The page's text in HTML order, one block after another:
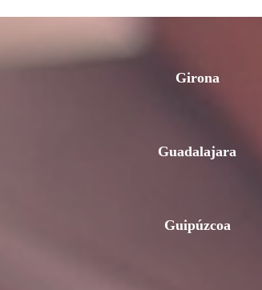
Girona
Guadalajara
Guipúzcoa